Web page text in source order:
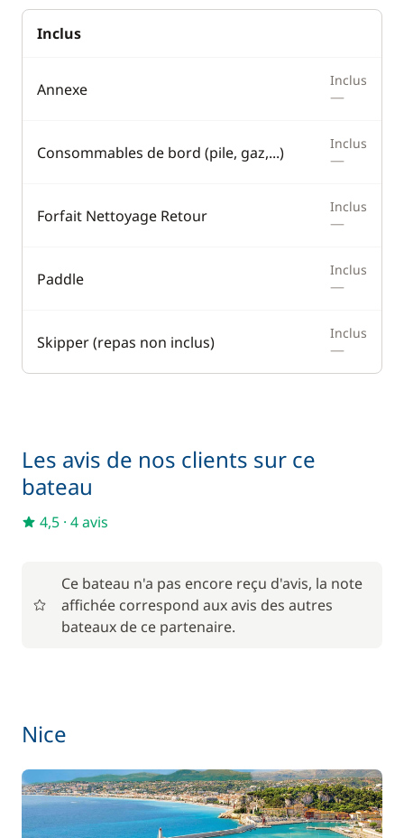
Anémomètre
Machine à café
Réfrigérateur
Réfrigérateur
Plateforme de bain
Inclus
Annexe Inclus
—
Consommables de bord (pile, gaz,...) Inclus
—
Forfait Nettoyage Retour Inclus
—
Paddle Inclus
—
Skipper (repas non inclus) Inclus
—
Les avis de nos clients sur ce
bateau
4,5 · 4 avis
Ce bateau n'a pas encore reçu d'avis, la note
affichée correspond aux avis des autres
bateaux de ce partenaire.
Nice